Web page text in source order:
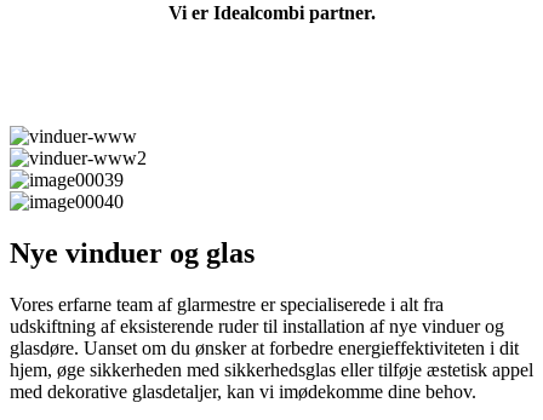
Vi er Idealcombi partner.
Nye vinduer og glas
Vores erfarne team af glarmestre er specialiserede i alt fra
udskiftning af eksisterende ruder til installation af nye vinduer og
glasdøre. Uanset om du ønsker at forbedre energieffektiviteten i dit
hjem, øge sikkerheden med sikkerhedsglas eller tilføje æstetisk appel
med dekorative glasdetaljer, kan vi imødekomme dine behov.